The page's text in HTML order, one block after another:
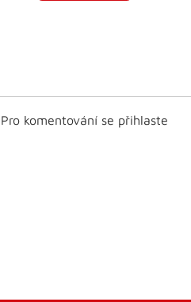
Pro komentování se přihlaste